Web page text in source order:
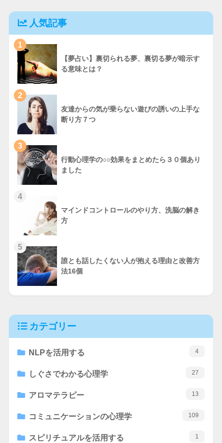
人気記事
1
【夢占い】裏切られる夢、裏切る夢が暗示す
る意味とは？
2
友達からの気が乗らない遊びの誘いの上手な
断り方７つ
3
行動心理学の○○効果をまとめたら３０個あり
ました
4
マインドコントロールのやり方、洗脳の解き
方
5
誰とも話したくない人が抱える理由と改善方
法16個
カテゴリー
NLPを活用する 4
しぐさでわかる心理学 27
アロマテラピー 13
コミュニケーションの心理学 109
スピリチュアルを活用する 1